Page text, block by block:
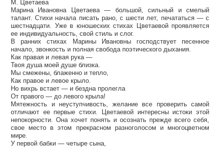
М. Цветаева
Марина Ивановна Цветаева — большой, сильный и смелый
талант. Стихи начала писать рано, с шести лет, печататься — с
шестнадцати. Уже в юношеских стихах Цветаевой проявляется
ее индивидуальность, свой стиль и слог.
В ранних стихах Марины Ивановны господствует песенное
начало, звонкость и полная свобода поэтического дыхания.
Как правая и левая рука —
Твоя душа моей душе близка.
Мы смежены, блаженно и тепло,
Как правое и левое крыло.
Но вихрь встает — и бездна пролегла
От правого — до левого крыла!
Мятежность и неуступчивость, желание все проверить самой
отличают ее первые стихи. Цветаевой интересны истоки этой
непокорности. Она хочет понять и осознать прежде всего себя,
свое место в этом прекрасном разноголосом и многоцветном
мире.
У первой бабки — четыре сына,